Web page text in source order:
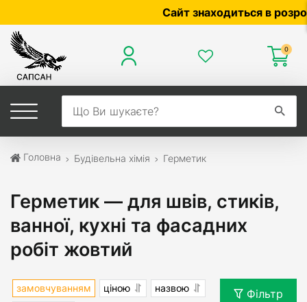
Сайт знаходиться в
0
Головна Будівельна хімія Герметик
Герметик — для швів, стиків,
ванної, кухні та фасадних
робіт жовтий
замовчуванням ціною
назвою
Фільтр